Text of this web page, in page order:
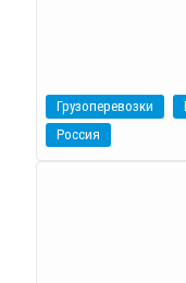
Грузоперевозки
Россия